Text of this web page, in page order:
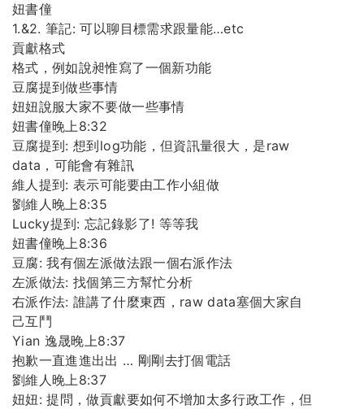
妞書僮
1.&2. 筆記: 可以聊目標需求跟量能…etc
貢獻格式
格式，例如說昶惟寫了一個新功能
豆腐提到做些事情
妞妞說服大家不要做一些事情
妞書僮晚上8:32
豆腐提到: 想到log功能，但資訊量很大，是raw
data，可能會有雜訊
維人提到: 表示可能要由工作小組做
劉維人晚上8:35
Lucky提到: 忘記錄影了! 等等我
妞書僮晚上8:36
豆腐: 我有個左派做法跟一個右派作法
左派做法: 找個第三方幫忙分析
右派作法: 誰講了什麼東西，raw data塞個大家自
己互鬥
Yian 逸晟晚上8:37
抱歉一直進進出出 … 剛剛去打個電話
劉維人晚上8:37
妞妞: 提問，做貢獻要如何不增加太多行政工作，但